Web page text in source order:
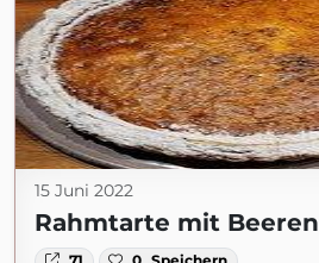
15 Juni 2022
Rahmtarte mit Beeren